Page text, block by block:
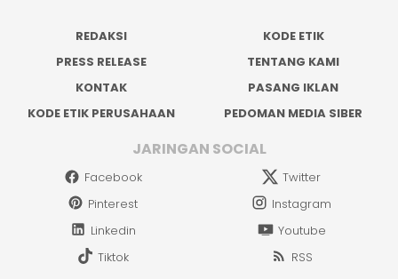
REDAKSI
KODE ETIK
PRESS RELEASE
TENTANG KAMI
KONTAK
PASANG IKLAN
KODE ETIK PERUSAHAAN
PEDOMAN MEDIA SIBER
JARINGAN SOCIAL
Facebook
Twitter
Pinterest
Instagram
Linkedin
Youtube
Tiktok
RSS